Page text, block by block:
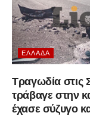
ΕΛΛΆΔΑ
Τραγωδία στις
τράβαγε στην
έχασε σύζυγο